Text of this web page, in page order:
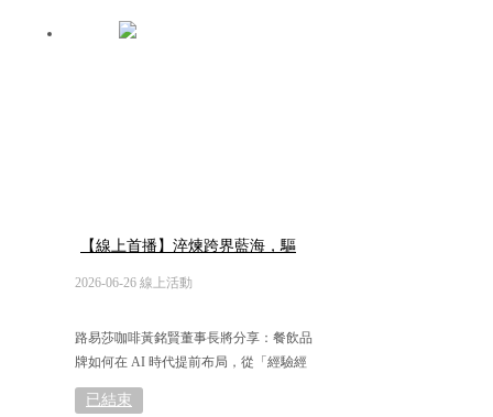
【線上首播】淬煉跨界藍海，驅
2026-06-26 線上活動
路易莎咖啡黃銘賢董事長將分享：餐飲品
牌如何在 AI 時代提前布局，從「經驗經
營」走向「制度管理」，奠定成長關鍵基
礎
已結束